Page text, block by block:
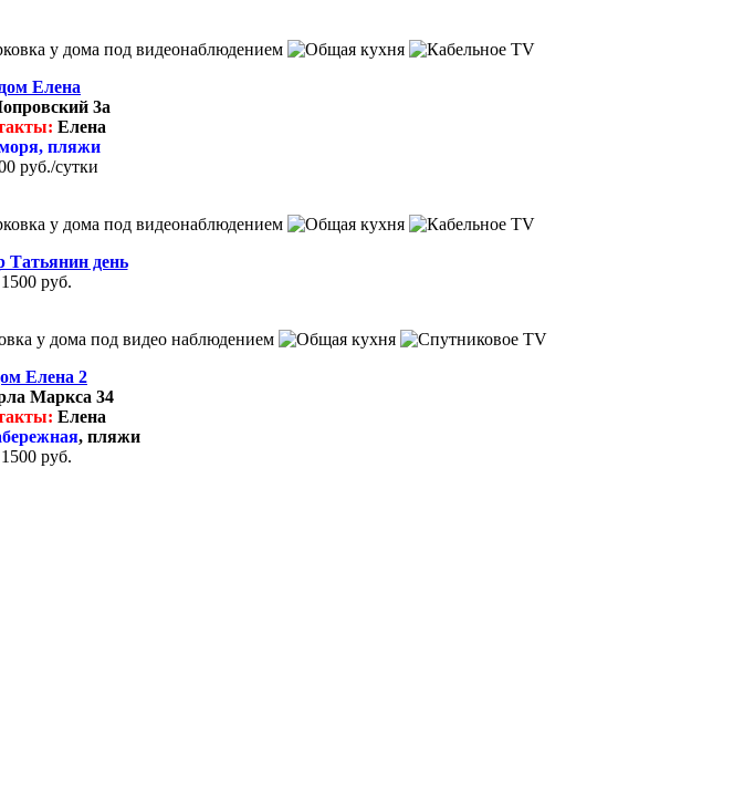
Елена
3а
Елена
пляжи
руб./сутки
Татьянин день
руб.
Елена 2
Маркса 34
Елена
, пляжи
руб.